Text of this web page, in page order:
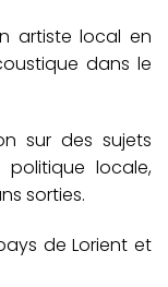
artiste local en
dans le
sur des sujets
politique locale,
sorties.
de Lorient et